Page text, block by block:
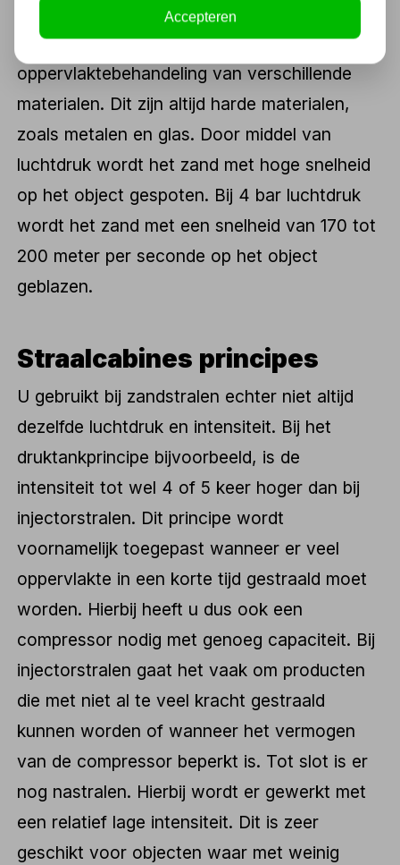
zandstralen of griftstralen genoemd. Dit
straalproces wordt gebruikt als
oppervlaktebehandeling van verschillende
materialen. Dit zijn altijd harde materialen,
zoals metalen en glas. Door middel van
luchtdruk wordt het zand met hoge snelheid
op het object gespoten. Bij 4 bar luchtdruk
wordt het zand met een snelheid van 170 tot
200 meter per seconde op het object
geblazen.
Straalcabines principes
U gebruikt bij zandstralen echter niet altijd
dezelfde luchtdruk en intensiteit. Bij het
druktankprincipe bijvoorbeeld, is de
intensiteit tot wel 4 of 5 keer hoger dan bij
injectorstralen. Dit principe wordt
voornamelijk toegepast wanneer er veel
oppervlakte in een korte tijd gestraald moet
worden. Hierbij heeft u dus ook een
compressor nodig met genoeg capaciteit. Bij
injectorstralen gaat het vaak om producten
die met niet al te veel kracht gestraald
kunnen worden of wanneer het vermogen
van de compressor beperkt is. Tot slot is er
nog nastralen. Hierbij wordt er gewerkt met
een relatief lage intensiteit. Dit is zeer
geschikt voor objecten waar met weinig
Accepteren